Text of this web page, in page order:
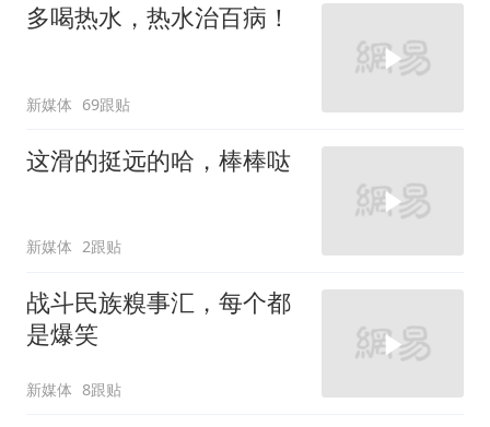
多喝热水，热水治百病！
新媒体 69跟贴
这滑的挺远的哈，棒棒哒
新媒体 2跟贴
战斗民族糗事汇，每个都
是爆笑
新媒体 8跟贴